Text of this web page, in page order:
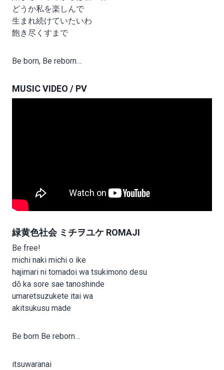
どうか私を楽しんで
生まれ続けていたいわ
飽き尽くすまで
Be born, Be reborn…
MUSIC VIDEO / PV
緑黄色社会 ミチヲユケ ROMAJI
Be free!
michi naki michi o ike
hajimari ni tomadoi wa tsukimono desu
dō ka sore sae tanoshinde
umaretsuzukete itai wa
akitsukusu made
Be born Be reborn…
itsuwaranai